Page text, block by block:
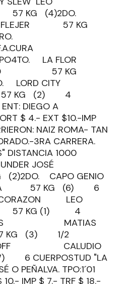
KG (4)2DO.
FLEJER 57 KG
F.A.CURA
LA FLOR
57 KG
LORD CITY
57 KG (2) 4
DIEGO A
$ 4.- EXT $10.-IMP
NAIZ ROMA- TAN
3RA CARRERA.
DISTANCIA 1000
JOSÉ
(2)2DO. CAPO GENIO
57 KG (6) 6
CORAZON LEO
57 KG (1) 4
MATIAS
(3) 1/2
OFF CALUDIO
6 CUERPOSTUD "LA
O PEÑALVA. TPO:1´01
10.- IMP $ 7.- TRF $ 18.-